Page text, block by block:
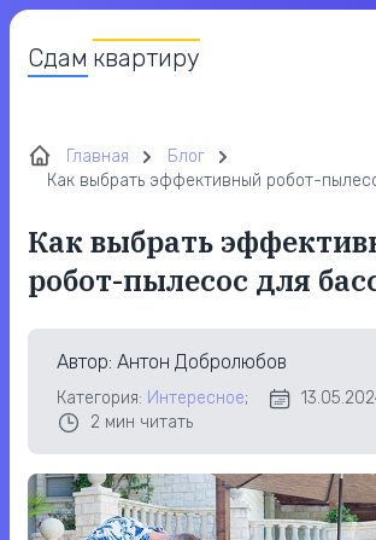
Сдам квартиру
Главная
Блог
Как выбрать эффективный робот-
Как выбрать
робот-пылесос для
Автор: Антон Добролюбов
Категория: Интересное;
2 мин читать